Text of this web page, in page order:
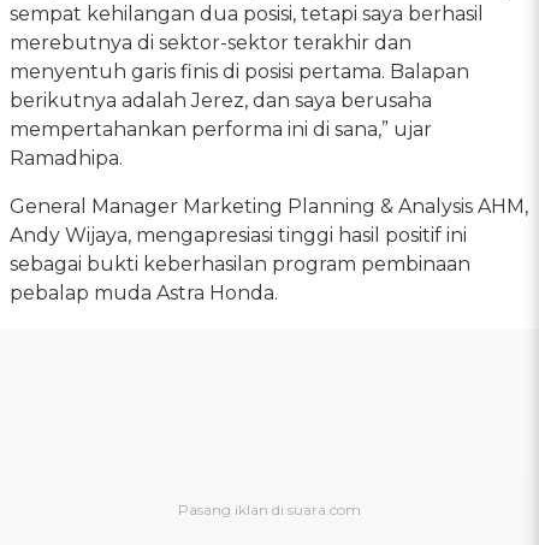
sempat kehilangan dua posisi, tetapi saya berhasil
merebutnya di sektor-sektor terakhir dan
menyentuh garis finis di posisi pertama. Balapan
berikutnya adalah Jerez, dan saya berusaha
mempertahankan performa ini di sana,” ujar
Ramadhipa.
General Manager Marketing Planning & Analysis AHM,
Andy Wijaya, mengapresiasi tinggi hasil positif ini
sebagai bukti keberhasilan program pembinaan
pebalap muda Astra Honda.